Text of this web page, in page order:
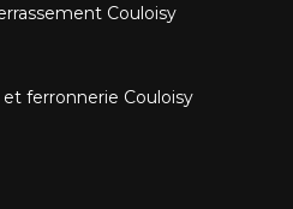
Couloisy
ferronnerie Couloisy